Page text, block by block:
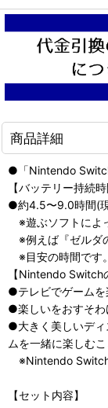
商品詳細
●「Nintendo
【バッテリー持続時
●約4.5〜9.0時間(
※遊ぶソフトによ
※例えば『ゼルダ
※目安の時間です
【Nintendo Switch
●テレビでゲームを
●楽しいをおすそわ
●大きく美しいディ
ムを一緒に楽しむこ
※Nintendo
【セット内容】